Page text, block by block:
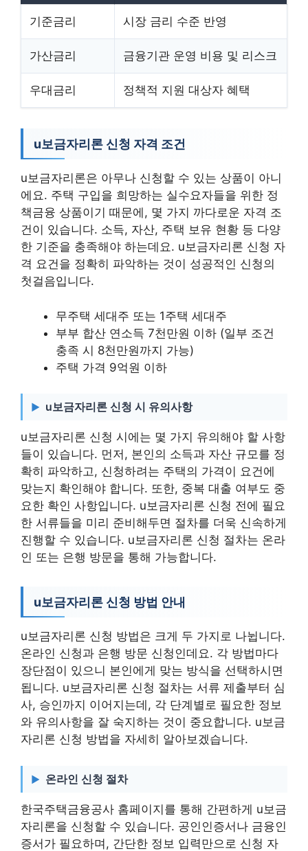
기준금리 시장 금리 수준 반영
가산금리 금융기관 운영 비용 및 리스크
우대금리 정책적 지원 대상자 혜택
u보금자리론 신청 자격 조건
u보금자리론은 아무나 신청할 수 있는 상품이 아니
에요. 주택 구입을 희망하는 실수요자들을 위한 정
책금융 상품이기 때문에, 몇 가지 까다로운 자격 조
건이 있습니다. 소득, 자산, 주택 보유 현황 등 다양
한 기준을 충족해야 하는데요. u보금자리론 신청 자
격 요건을 정확히 파악하는 것이 성공적인 신청의
첫걸음입니다.
무주택 세대주 또는 1주택 세대주
부부 합산 연소득 7천만원 이하 (일부 조건
충족 시 8천만원까지 가능)
주택 가격 9억원 이하
u보금자리론 신청 시 유의사항
u보금자리론 신청 시에는 몇 가지 유의해야 할 사항
들이 있습니다. 먼저, 본인의 소득과 자산 규모를 정
확히 파악하고, 신청하려는 주택의 가격이 요건에
맞는지 확인해야 합니다. 또한, 중복 대출 여부도 중
요한 확인 사항입니다. u보금자리론 신청 전에 필요
한 서류들을 미리 준비해두면 절차를 더욱 신속하게
진행할 수 있습니다. u보금자리론 신청 절차는 온라
인 또는 은행 방문을 통해 가능합니다.
u보금자리론 신청 방법 안내
u보금자리론 신청 방법은 크게 두 가지로 나뉩니다.
온라인 신청과 은행 방문 신청인데요. 각 방법마다
장단점이 있으니 본인에게 맞는 방식을 선택하시면
됩니다. u보금자리론 신청 절차는 서류 제출부터 심
사, 승인까지 이어지는데, 각 단계별로 필요한 정보
와 유의사항을 잘 숙지하는 것이 중요합니다. u보금
자리론 신청 방법을 자세히 알아보겠습니다.
온라인 신청 절차
한국주택금융공사 홈페이지를 통해 간편하게 u보금
자리론을 신청할 수 있습니다. 공인인증서나 금융인
증서가 필요하며, 간단한 정보 입력만으로 신청 자